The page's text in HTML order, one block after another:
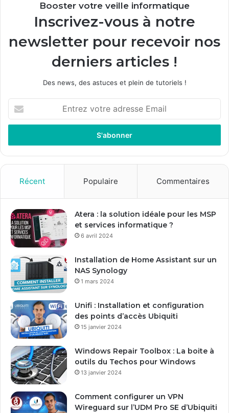
Booster votre veille informatique
Inscrivez-vous à notre
newsletter pour recevoir nos
derniers articles !
Des news, des astuces et plein de tutoriels !
t
e
z
r
e
a
d
s
e
m
a
Récent Populaire Commentaires
Atera : la solution idéale pour les MSP
et services informatique ?
6 avril 2024
Installation de Home Assistant sur un
NAS Synology
1 mars 2024
Unifi : Installation et configuration
des points d’accès Ubiquiti
15 janvier 2024
Windows Repair Toolbox : La boite à
outils du Techos pour Windows
13 janvier 2024
Comment configurer un VPN
Wireguard sur l’UDM Pro SE d’Ubiquiti